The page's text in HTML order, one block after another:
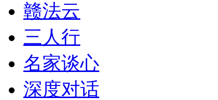
赣法云
三人行
名家谈心
深度对话